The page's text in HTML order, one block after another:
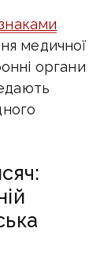
медичної
органи